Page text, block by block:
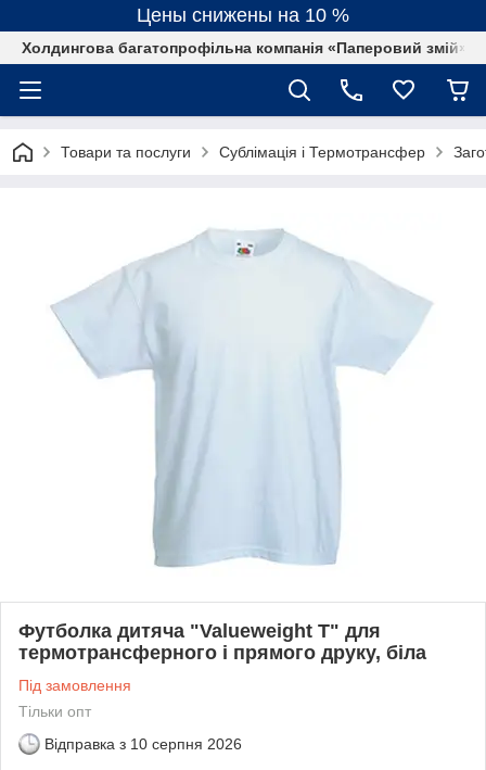
Цены снижены на 10 %
Холдингова багатопрофільна компанія «Паперовий змій»
Товари та послуги Сублімація і Термотрансфер
Футболка дитяча "Valueweight T" для
термотрансферного і прямого друку, біла
Під замовлення
Тільки опт
Відправка з 10 серпня 2026